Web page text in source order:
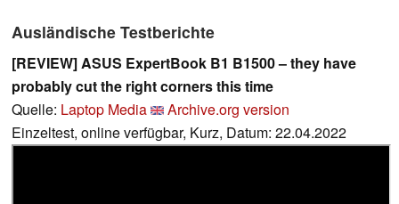
Ausländische Testberichte
[REVIEW] ASUS ExpertBook B1 B1500 – they have
probably cut the right corners this time
Quelle: Laptop Media
Archive.org version
Einzeltest, online verfügbar, Kurz, Datum: 22.04.2022